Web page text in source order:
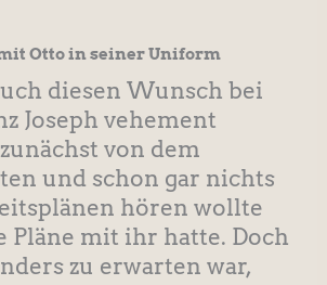
Otto in seiner Uniform
diesen Wunsch bei
Joseph vehement
von dem
und schon gar nichts
hören wollte
Pläne mit ihr hatte. Doch
zu erwarten war,